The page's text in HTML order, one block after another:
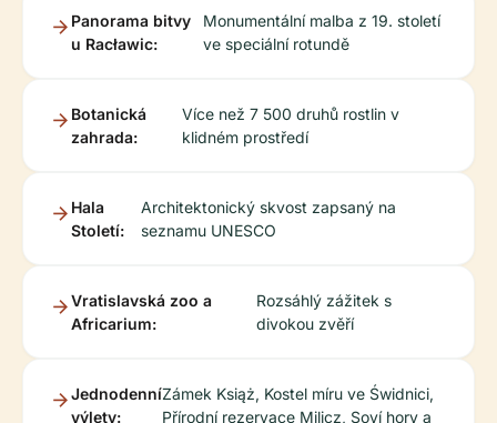
Panorama bitvy
u Racławic:
Monumentální malba z 19. století
ve speciální rotundě
Botanická
zahrada:
Více než 7 500 druhů rostlin v
klidném prostředí
Hala
Století:
Architektonický skvost zapsaný na
seznamu UNESCO
Vratislavská zoo a
Africarium:
Rozsáhlý zážitek s
divokou zvěří
Jednodenní
výlety:
Zámek Książ, Kostel míru ve Świdnici,
Přírodní rezervace Milicz, Soví hory a